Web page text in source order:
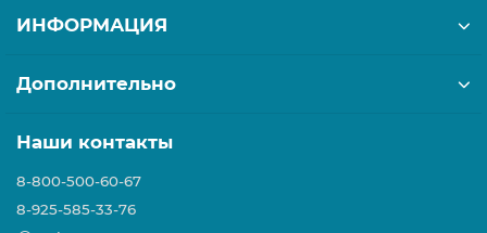
ИНФОРМАЦИЯ
Дополнительно
Наши контакты
8-800-500-60-67
8-925-585-33-76